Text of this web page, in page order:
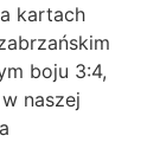
kartach
boju 3:4,
naszej